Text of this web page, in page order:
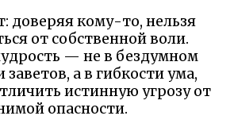
доверяя кому-то, нельзя
от собственной воли.
— не в бездумном
а в гибкости ума,
истинную угрозу от
опасности.